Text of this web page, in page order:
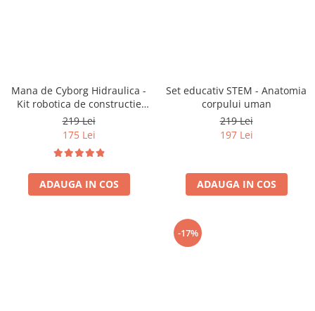
Mana de Cyborg Hidraulica -
Kit robotica de constructie
(RO)
219 Lei
175 Lei
ADAUGA IN COS
Set educativ STEM - Anatomia
corpului uman
219 Lei
197 Lei
ADAUGA IN COS
-17%